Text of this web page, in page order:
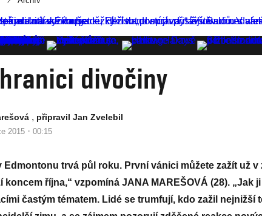
divočiny
, připravil Jan Zvelebil
2015 · 00:15
Edmontonu trvá půl roku. První vánici můžete zažít už v
koncem října,“ vzpomíná JANA MAREŠOVÁ (28). „Jak
častým tématem. Lidé se trumfují, kdo zažil nejnižší